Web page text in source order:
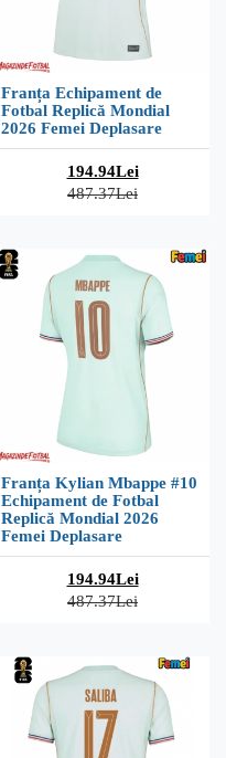
Franța Echipament de
Fotbal Replică Mondial
2026 Femei Deplasare
194.94Lei
487.37Lei
Franța Kylian Mbappe #10
Echipament de Fotbal
Replică Mondial 2026
Femei Deplasare
194.94Lei
487.37Lei